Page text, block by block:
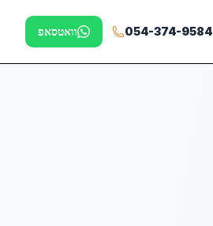
054-374-9584 וואטסאפ